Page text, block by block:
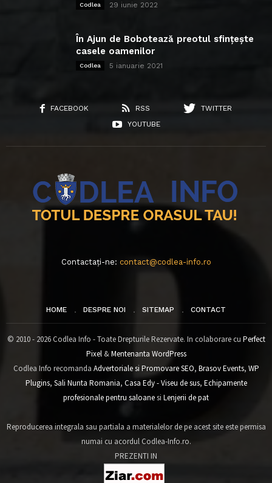
Codlea 29 iunie 2022
În Ajun de Bobotează preotul sfințește
casele oamenilor
Codlea 5 ianuarie 2021
FACEBOOK RSS
TWITTER
YOUTUBE
Contactați-ne: contact@codlea-info.ro
HOME DESPRE NOI SITEMAP CONTACT
© 2010 - 2026 Codlea Info - Toate Drepturile Rezervate. In colaborare cu Perfect
Pixel&Mentenanta WordPress
Codlea Info recomanda Advertoriale si Promovare SEO, Brasov Events, WP
Plugins, Sali Nunta Romania, Casa Edy - Viseu de sus, Echipamente
profesionale pentru saloanesi Lenjerii de pat
Reproducerea integrala sau partiala a materialelor de pe acest site este permisa
numai cu acordul Codlea-Info.ro.
PREZENTI IN